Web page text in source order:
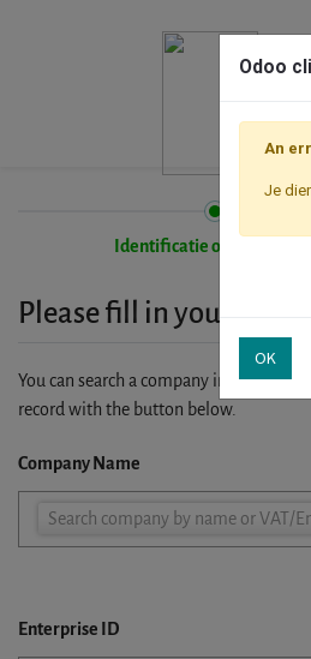
Identificatie onderneming
Please fill in your
You can search a company in our
record with the button below.
Company Name
Search company by name or VAT/
Company
Enterprise ID
Odoo
An
Je
OK